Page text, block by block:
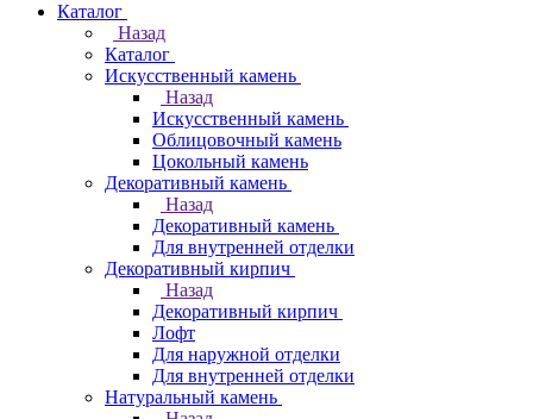
Каталог
Назад
Каталог
Искусственный камень
Назад
Искусственный камень
Облицовочный камень
Цокольный камень
Декоративный камень
Назад
Декоративный камень
Для внутренней отделки
Декоративный кирпич
Назад
Декоративный кирпич
Лофт
Для наружной отделки
Для внутренней отделки
Натуральный камень